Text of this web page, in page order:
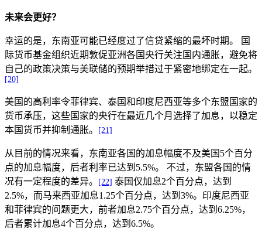
未来会更好？
幸运的是，东南亚可能已经度过了信贷紧缩的最坏时期。 国
际货币基金组织近期敦促亚洲各国央行关注国内通胀，避免将
自己的政策决策与美联储的预期举措过于紧密地绑定在一起。
[20]
美国的高利率令菲律宾、泰国和印度尼西亚等多个东盟国家的
货币承压，这些国家的央行在最近几个月选择了加息，以稳定
本国货币并抑制通胀。
[21]
从目前的情况来看，东南亚各国的加息幅度不及美国5个百分
点的加息幅度，后者利率已达到5.5%。 不过，东盟各国的情
况有一定程度的差异。
[22] 泰国仅加息2个百分点，达到
2.5%，而马来西亚加息1.25个百分点，达到3%。印度尼西亚
和菲律宾的问题更大，前者加息2.75个百分点，达到6.25%，
后者累计加息4个百分点，达到6.5%。